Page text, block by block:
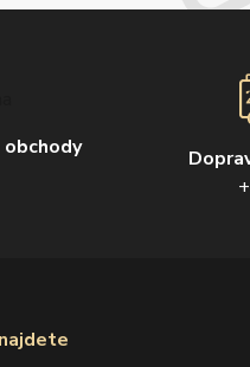
obchody